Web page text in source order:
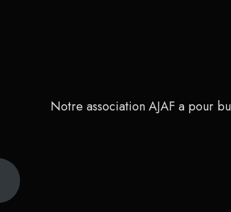
Notre association AJAF a pour